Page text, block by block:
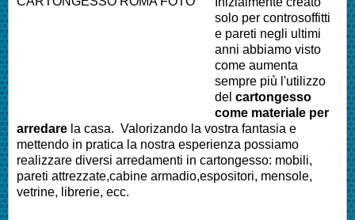
solo per controsoffitti
e pareti negli ultimi
anni abbiamo visto
come aumenta
sempre più l'utilizzo
del cartongesso
come materiale per
arredare la casa. Valorizando la vostra fantasia e
mettendo in pratica la nostra esperienza possiamo
realizzare diversi arredamenti in cartongesso: mobili,
pareti attrezzate,cabine armadio,espositori, mensole,
vetrine, librerie, ecc.